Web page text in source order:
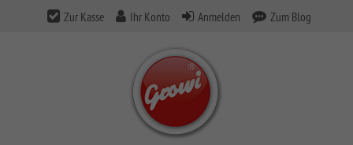
Zur Kasse Ihr Konto Anmelden Zum Blog